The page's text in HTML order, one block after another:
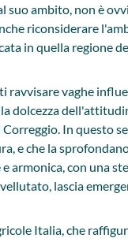
ambito, non è
riconsiderare
in quella regione
ravvisare vaghe
dolcezza
In questo
e che la
armonica, con una
lascia
Italia, che